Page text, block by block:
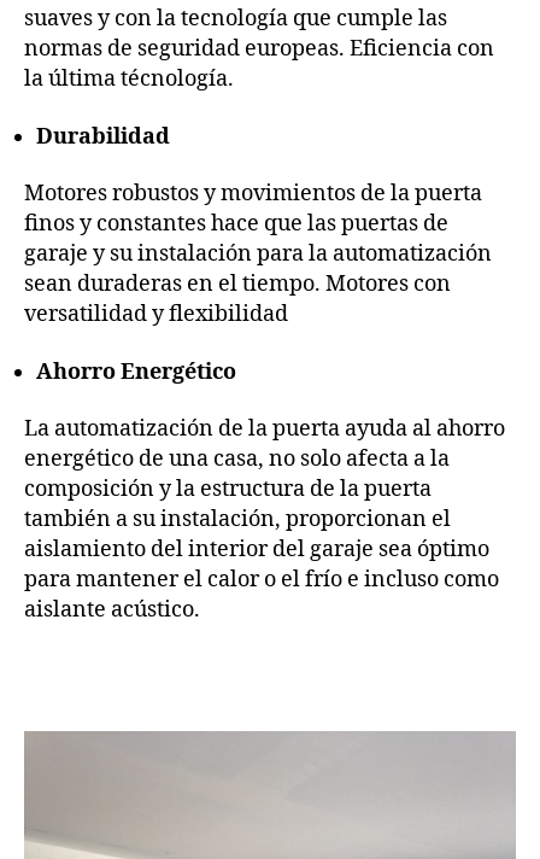
suaves y con la tecnología que cumple las
normas de seguridad europeas. Eficiencia con
la última técnología.
Durabilidad
Motores robustos y movimientos de la puerta
finos y constantes hace que las puertas de
garaje y su instalación para la automatización
sean duraderas en el tiempo. Motores con
versatilidad y flexibilidad
Ahorro Energético
La automatización de la puerta ayuda al ahorro
energético de una casa, no solo afecta a la
composición y la estructura de la puerta
también a su instalación, proporcionan el
aislamiento del interior del garaje sea óptimo
para mantener el calor o el frío e incluso como
aislante acústico.